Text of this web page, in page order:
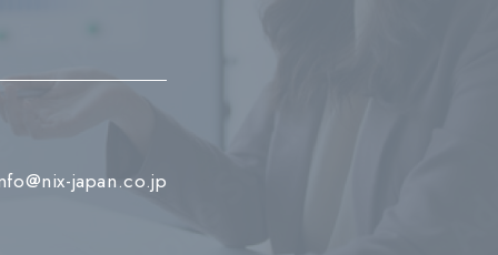
japan.co.jp